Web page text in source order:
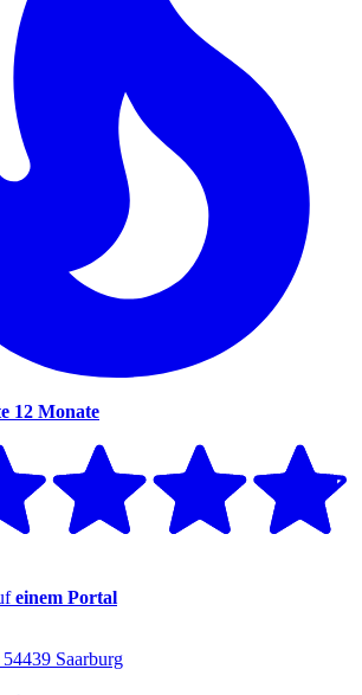
12 Monate
einem Portal
Saarburg